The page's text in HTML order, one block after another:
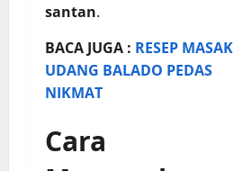
santan.
BACA JUGA : RESEP MASAK
UDANG BALADO PEDAS
NIKMAT
Cara